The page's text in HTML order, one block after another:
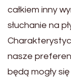
całkiem inny
słuchanie na
nasze
będą mogły